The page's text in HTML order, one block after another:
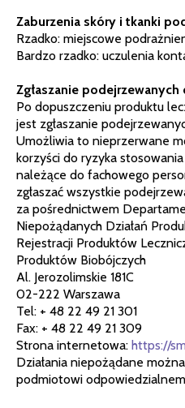
Zaburzenia skóry i tkanki
Rzadko: miejscowe
Bardzo rzadko: uczulenia
Zgłaszanie podejrzewanych
Po dopuszczeniu produktu
jest zgłaszanie
Umożliwia to nieprzerwane
korzyści do ryzyka
należące do fachowego
zgłaszać wszystkie
za pośrednictwem
Niepożądanych Działań
Rejestracji Produktów
Produktów Biobójczych
Al. Jerozolimskie 181C
02-222 Warszawa
Tel: + 48 22 49 21 301
Fax: + 48 22 49 21 309
Strona internetowa: https://
Działania niepożądane
podmiotowi